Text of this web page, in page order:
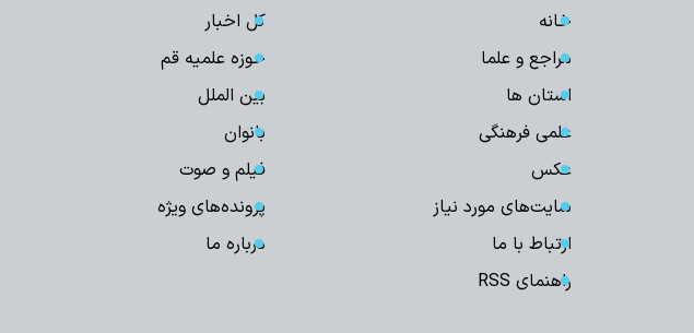
خانه
کل اخبار
مراجع و علما
حوزه علمیه قم
استان ها
بین الملل
علمی فرهنگی
بانوان
عکس
فیلم و صوت
سایت‌های مورد نیاز
پرونده‌های ویژه
ارتباط با ما
درباره ما
راهنمای RSS